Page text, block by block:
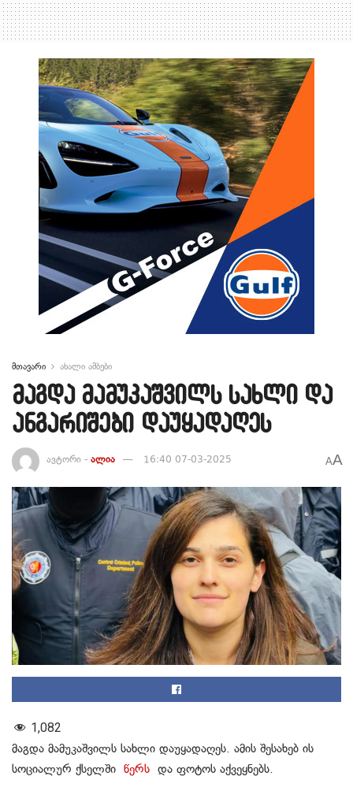
მთავარი ახალი ამბები
მაგდა მამუკაშვილს სახლი და
ანგარიშები დაუყადაღეს
ავტორი - ალია 16:40 07-03-2025 AA
1,082
მაგდა მამუკაშვილს სახლი დაუყადაღეს. ამის შესახებ ის
სოციალურ ქსელში წერს და ფოტოს აქვეყნებს.